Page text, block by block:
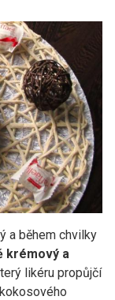
a během chvilky
krémový a
likéru propůjčí